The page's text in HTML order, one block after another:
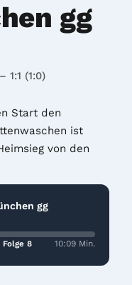
gg
– 1:1 (1:0)
Start den
ist
von den
gg
Folge 8 10:09 Min.